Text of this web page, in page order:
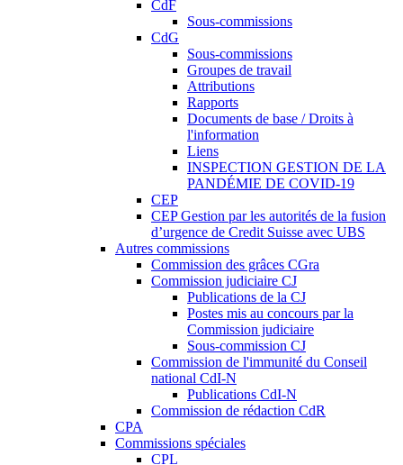
CdF
Sous-commissions
CdG
Sous-commissions
Groupes de travail
Attributions
Rapports
Documents de base / Droits à
l'information
Liens
INSPECTION GESTION DE LA
PANDÉMIE DE COVID-19
CEP
CEP Gestion par les autorités de la fusion
d’urgence de Credit Suisse avec UBS
Autres commissions
Commission des grâces CGra
Commission judiciaire CJ
Publications de la CJ
Postes mis au concours par la
Commission judiciaire
Sous-commission CJ
Commission de l'immunité du Conseil
national CdI-N
Publications CdI-N
Commission de rédaction CdR
CPA
Commissions spéciales
CPL